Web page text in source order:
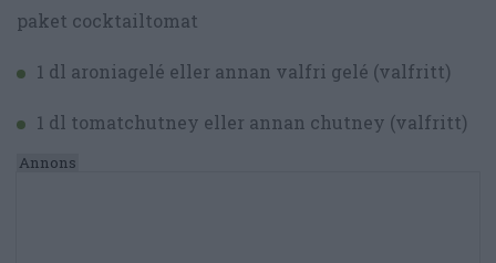
paket cocktailtomat
1 dl aroniagelé eller annan valfri gelé (valfritt)
1 dl tomatchutney eller annan chutney (valfritt)